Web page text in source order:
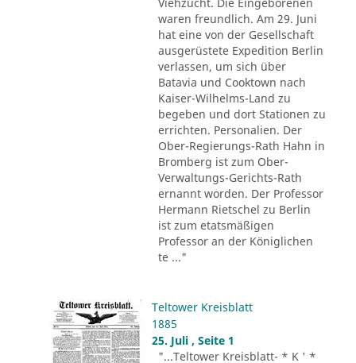
Viehzucht. Die Eingeborenen
waren freundlich. Am 29. Juni
hat eine von der Gesellschaft
ausgerüstete Expedition Berlin
verlassen, um sich über
Batavia und Cooktown nach
Kaiser-Wilhelms-Land zu
begeben und dort Stationen zu
errichten. Personalien. Der
Ober-Regierungs-Rath Hahn in
Bromberg ist zum Ober-
Verwaltungs-Gerichts-Rath
ernannt worden. Der Professor
Hermann Rietschel zu Berlin
ist zum etatsmäßigen
Professor an der Königlichen
te ..."
Teltower Kreisblatt
1885
25. Juli , Seite 1
"...Teltower Kreisblatt- * K ' *